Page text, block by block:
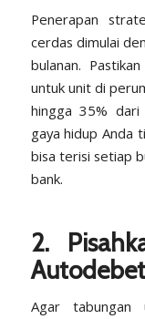
Penerapan
cerdas dimulai
bulanan.
untuk unit di
hingga 35%
gaya hidup Anda
bisa terisi setiap
bank.
2.
Agar tabungan